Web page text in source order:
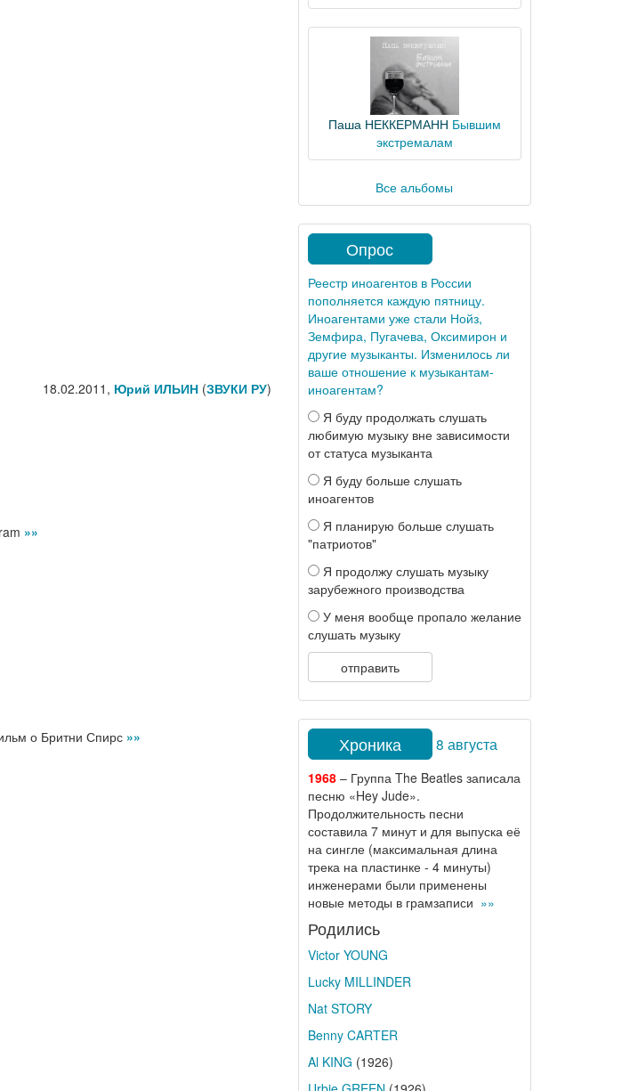
18.02.2011, Юрий ИЛЬИН(ЗВУКИ РУ)
»»
о Бритни Спирс »»
Паша НЕККЕРМАНН Бывшим
экстремалам
Все альбомы
Опрос
Реестр иноагентов в России
пополняется каждую пятницу.
Иноагентами уже стали Нойз,
Земфира, Пугачева, Оксимирон и
другие музыканты. Изменилось ли
ваше отношение к музыкантам-
иноагентам?
Я буду продолжать слушать
любимую музыку вне зависимости
от статуса музыканта
Я буду больше слушать
иноагентов
Я планирую больше слушать
"патриотов"
Я продолжу слушать музыку
зарубежного производства
У меня вообще пропало желание
слушать музыку
отправить
Хроника 8 августа
1968– Группа The Beatles записала
песню «Hey Jude».
Продолжительность песни
составила 7 минут и для выпуска её
на сингле (максимальная длина
трека на пластинке - 4 минуты)
инженерами были применены
новые методы в грамзаписи »»
Родились
Victor YOUNG
Lucky MILLINDER
Nat STORY
Benny CARTER
Al KING (1926)